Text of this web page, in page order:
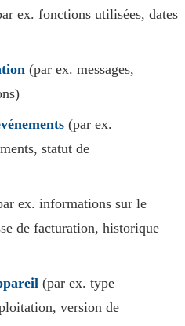
ex. fonctions utilisées, dates
(par ex. messages,
(par ex.
statut de
ex. informations sur le
de facturation, historique
(par ex. type
version de